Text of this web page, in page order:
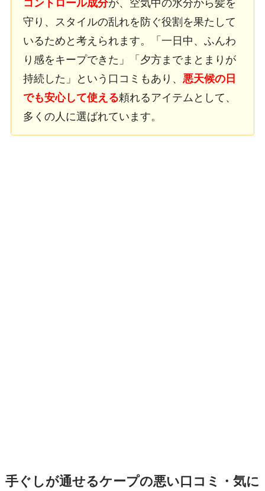
コントロール成分が、空気中の水分から髪を
守り、スタイルの乱れを防ぐ役割を果たして
いるためと考えられます。「一日中、ふんわ
り感をキープできた」「夕方までまとまりが
持続した」という口コミもあり、 悪天候の日
でも安心して使える頼れるアイテムとして、
多くの人に選ばれています。
手ぐしが通せるケープの悪い口コミ・気に